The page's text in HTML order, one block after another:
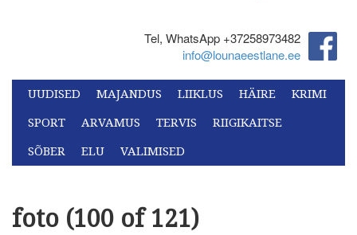
Tel, WhatsApp +37258973482‬
info@lounaeestlane.ee
UUDISED MAJANDUS LIIKLUS HÄIRE
KRIMI
SPORT
ARVAMUS TERVIS
RIIGIKAITSE
SÕBER
ELU VALIMISED
foto (100 of 121)